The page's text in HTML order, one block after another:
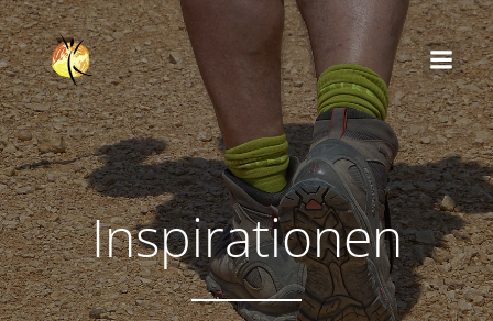
Inspirationen